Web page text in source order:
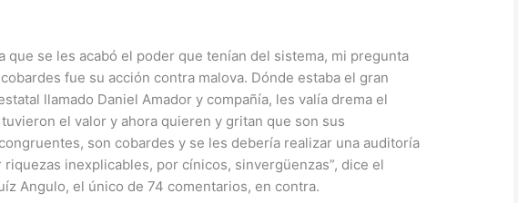
que se les acabó el poder que tenían del sistema, mi pregunta
fue su acción contra malova. Dónde estaba el gran
llamado Daniel Amador y compañía, les valía drema el
el valor y ahora quieren y gritan que son sus
son cobardes y se les debería realizar una auditoría
inexplicables, por cínicos, sinvergüenzas”, dice el
Angulo, el único de 74 comentarios, en contra.